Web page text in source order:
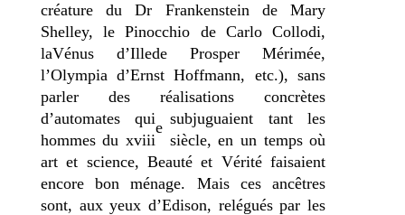
créature du Dr Frankenstein de Mary
Shelley, le Pinocchio de Carlo Collodi,
laVénus d’Illede Prosper Mérimée,
l’Olympia d’Ernst Hoffmann, etc.), sans
parler des réalisations concrètes
d’automates qui subjuguaient tant les
hommes du xviii
e
siècle, en un temps où
art et science, Beauté et Vérité faisaient
encore bon ménage. Mais ces ancêtres
sont, aux yeux d’Edison, relégués par les